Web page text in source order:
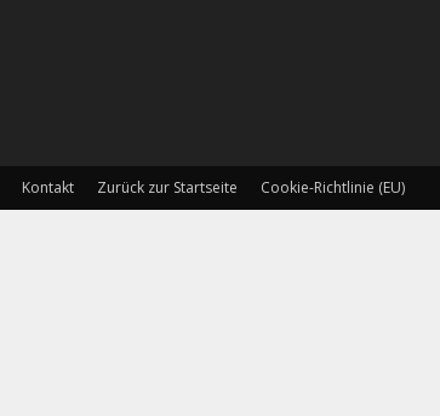
Kontakt Zurück zur Startseite Cookie-Richtlinie (EU)